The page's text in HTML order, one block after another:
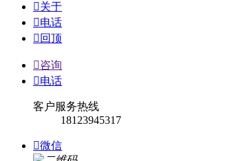
关于
电话
 回顶
咨询
电话
客户服务热线
18123945317
微信